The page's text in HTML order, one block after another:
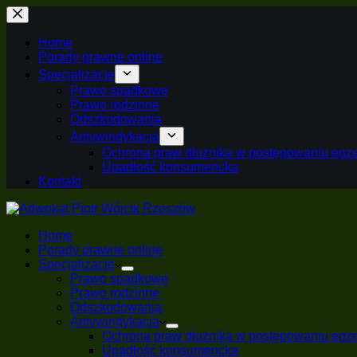
Przejdź
do
treści
Home
Porady prawne online
Specjalizacje
Prawo spadkowe
Prawo rodzinne
Odszkodowania
Antywindykacja
Ochrona praw dłużnika w postępowaniu
Upadłość konsumencka
Kontakt
Home
Porady prawne online
Specjalizacje
Prawo spadkowe
Prawo rodzinne
Odszkodowania
Antywindykacja
Ochrona praw dłużnika w postępowaniu
Upadłość konsumencka